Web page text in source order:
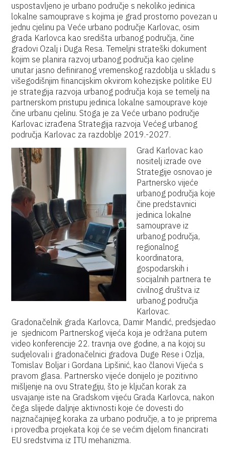
uspostavljeno je urbano područje s nekoliko jedinica
lokalne samouprave s kojima je grad prostorno povezan u
jednu cjelinu pa Veće urbano područje Karlovac, osim
grada Karlovca kao središta urbanog područja, čine
gradovi Ozalj i Duga Resa. Temeljni strateški dokument
kojim se planira razvoj urbanog područja kao cjeline
unutar jasno definiranog vremenskog razdoblja u skladu s
višegodišnjim financijskim okvirom kohezijske politike EU
je strategija razvoja urbanog područja koja se temelji na
partnerskom pristupu jedinica lokalne samouprave koje
čine urbanu cjelinu. Stoga je za Veće urbano područje
Karlovac izrađena Strategija razvoja Većeg urbanog
područja Karlovac za razdoblje 2019.-2027.
Grad Karlovac kao
nositelj izrade ove
Strategije osnovao je
Partnersko vijeće
urbanog područja koje
čine predstavnici
jedinica lokalne
samouprave iz
urbanog područja,
regionalnog
koordinatora,
gospodarskih i
socijalnih partnera te
civilnog društva iz
urbanog područja
Karlovac.
Gradonačelnik grada Karlovca, Damir Mandić, predsjedao
je sjednicom Partnerskog vijeća koja je održana putem
video konferencije 22. travnja ove godine, a na kojoj su
sudjelovali i gradonačelnici gradova Duge Rese i Ozlja,
Tomislav Boljar i Gordana Lipšinić, kao članovi Vijeća s
pravom glasa. Partnersko vijeće donijelo je pozitivno
mišljenje na ovu Strategiju, što je ključan korak za
usvajanje iste na Gradskom vijeću Grada Karlovca, nakon
čega slijede daljnje aktivnosti koje će dovesti do
najznačajnijeg koraka za urbano područje, a to je priprema
i provedba projekata koji će se većim dijelom financirati
EU sredstvima iz ITU mehanizma.